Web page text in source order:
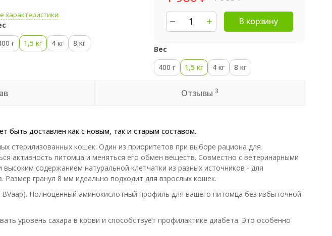
характеристики
г
1,5 кг 4 кг 8 кг
В корзину
Вес
400 г
1,5 кг 4 кг 8 кг
Отзывы 3
быть доставлен как с новым, так и старым составом.
стерилизованных кошек. Один из приоритетов при выборе рациона для
активность питомца и меняться его обмен веществ. Совместно с ветеринарными
содержанием натуральной клетчатки из разных источников - для
гранул 8 мм идеально подходит для взрослых кошек.
Полноценный аминокислотный профиль для вашего питомца без избыточной
уровень сахара в крови и способствует профилактике диабета. Это особенно